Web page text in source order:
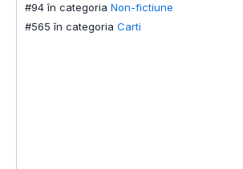
#94 în categoria Non-fictiune
#565 în categoria Carti